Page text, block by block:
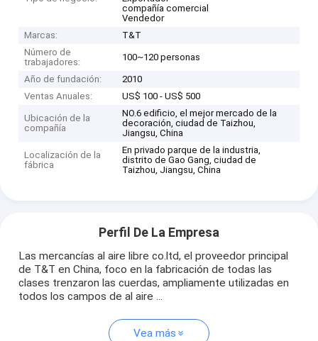
compañía comercial
Vendedor
Marcas:
T&T
Número de
trabajadores:
100~120 personas
Año de fundación:
2010
Ventas Anuales:
US$ 100 - US$ 500
Ubicación de la
compañía
NO.6 edificio, el mejor mercado de la
decoración, ciudad de Taizhou,
Jiangsu, China
Localización de la
fábrica
En privado parque de la industria,
distrito de Gao Gang, ciudad de
Taizhou, Jiangsu, China
Perfil De La Empresa
Las mercancías al aire libre co.ltd, el proveedor principal
de T&T en China, foco en la fabricación de todas las
clases trenzaron las cuerdas, ampliamente utilizadas en
todos los campos de al aire ...
Vea más